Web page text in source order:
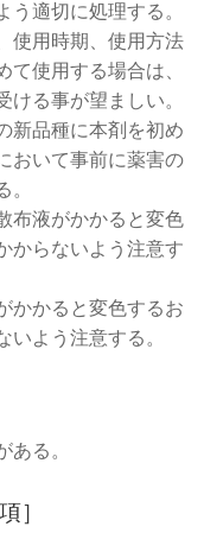
う適切に処理する。
使用時期、使用方法
て使用する場合は、
る事が望ましい。
新品種に本剤を初め
おいて事前に薬害の
。
布液がかかると変色
からないよう注意す
かかると変色するお
いよう注意する。
ある。
］